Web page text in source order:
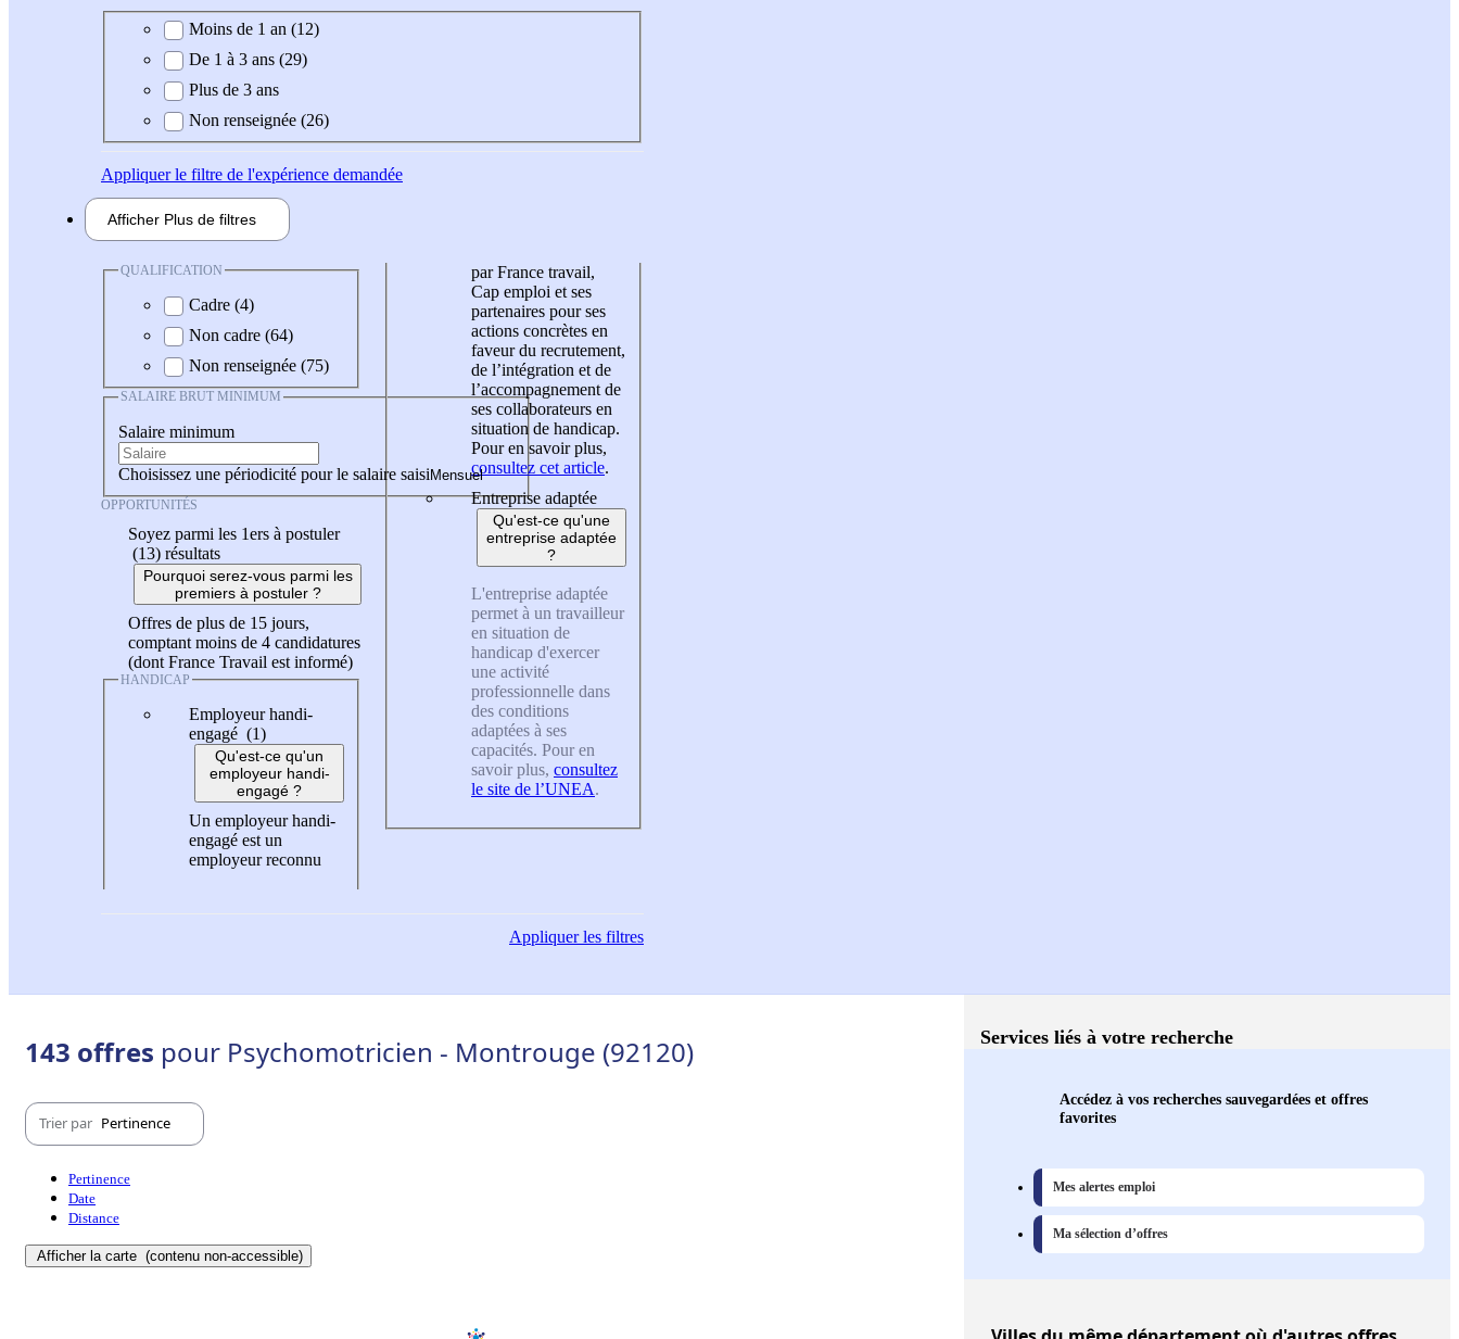
Expérience demandée
Moins de 1 an (12)
De 1 à 3 ans (29)
Plus de 3 ans
Non renseignée (26)
Appliquerle filtre de l'expérience demandée
Afficher Plus de filtres
QUALIFICATION
Cadre (4)
Non cadre (64)
Non renseignée (75)
SALAIRE BRUT MINIMUM
Salaire minimum
Choisissez une périodicité pour le salaire saisi
OPPORTUNITÉS
Soyez parmi les 1ers à postuler
(13) résultats
Pourquoi serez-vous parmi les
premiers à postuler ?
Offres de plus de 15 jours,
comptant moins de 4 candidatures
(dont France Travail est informé)
HANDICAP
Employeur handi-
engagé (1)
Qu'est-ce qu'un
employeur handi-
engagé ?
Un employeur handi-
engagé est un
employeur reconnu
par France travail,
Cap emploi et ses
partenaires pour ses
actions concrètes en
faveur du recrutement,
de l’intégration et de
l’accompagnement de
ses collaborateurs en
situation de handicap.
Pour en savoir plus,
consultez cet article.
Entreprise adaptée
Qu'est-ce qu'une
entreprise adaptée
?
L'entreprise adaptée
permet à un travailleur
en situation de
handicap d'exercer
une activité
professionnelle dans
des conditions
adaptées à ses
capacités. Pour en
savoir plus, consultez
le site de l’UNEA.
Appliquerles filtres
143 offres pour Psychomotricien - Montrouge (92120)
Trier par Pertinence
Pertinence
Date
Distance
Afficher la carte (contenu non-accessible)
Services liés à votre recherche
Accédez à vos recherches sauvegardées et offres
favorites
Mes alertes emploi
Ma sélection d’offres